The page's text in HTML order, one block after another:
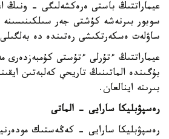
عيماراتتىڭ باستى ەرەكشەلىگى - ونىڭ
سوبور بىرنەشە كۇشتى جەر
ساۋلەت ەسكەرتكىشى رەتىندە دە
عيماراتتىڭ ءتۇرلى ءتۇستى كۇمبەزدەرى
بۇگىندە الماتىنىڭ تاريحي كەلبەتىن
بىرىنە اينالعان.
رەسپۋبليكا سارايى - الماتى
رەسپۋبليكا سارايى - كەڭەستىك